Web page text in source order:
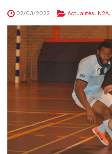
02/03/2022 Actualités, N2A,